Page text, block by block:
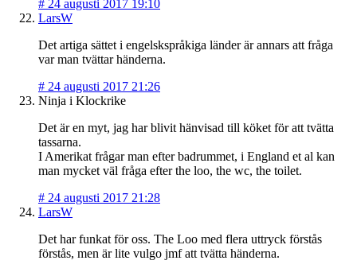
# 24 augusti 2017 19:10
LarsW
Det artiga sättet i engelskspråkiga länder är annars att fråga
var man tvättar händerna.
# 24 augusti 2017 21:26
Ninja i Klockrike
Det är en myt, jag har blivit hänvisad till köket för att tvätta
tassarna.
I Amerikat frågar man efter badrummet, i England et al kan
man mycket väl fråga efter the loo, the wc, the toilet.
# 24 augusti 2017 21:28
LarsW
Det har funkat för oss. The Loo med flera uttryck förstås
förstås, men är lite vulgo jmf att tvätta händerna.